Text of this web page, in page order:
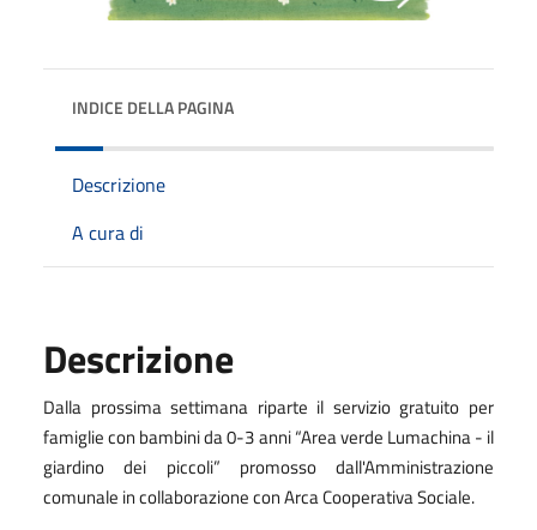
INDICE DELLA PAGINA
Descrizione
A cura di
Descrizione
Dalla prossima settimana riparte il servizio gratuito per
famiglie con bambini da 0-3 anni “Area verde Lumachina - il
giardino dei piccoli” promosso dall'Amministrazione
comunale in collaborazione con Arca Cooperativa Sociale.